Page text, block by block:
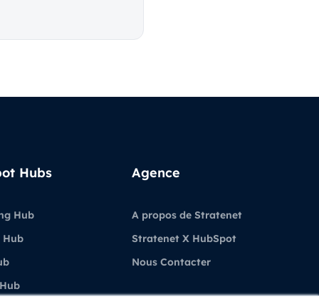
Hubs
Hub
Agence
A propos de Stratenet
Stratenet X HubSpot
Nous Contacter